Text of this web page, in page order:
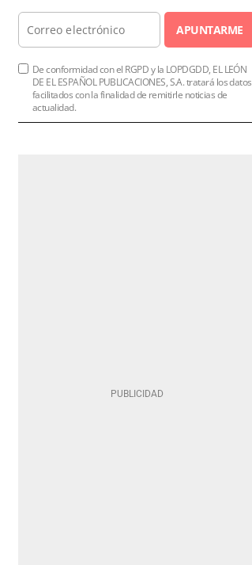
APUNTARME
De conformidad con el RGPD y la LOPDGDD, EL LEÓN
DE EL ESPAÑOL PUBLICACIONES, S.A. tratará los datos
facilitados con la finalidad de remitirle noticias de
actualidad.